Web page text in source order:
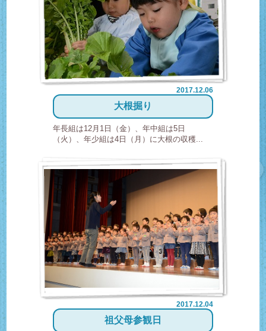
2017.12.06
大根掘り
年長組は12月1日（金）、年中組は5日
（火）、年少組は4日（月）に大根の収穫...
2017.12.04
祖父母参観日